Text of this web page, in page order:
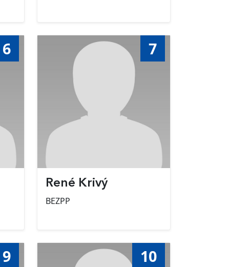
6 7
René Krivý
BEZPP
9 10